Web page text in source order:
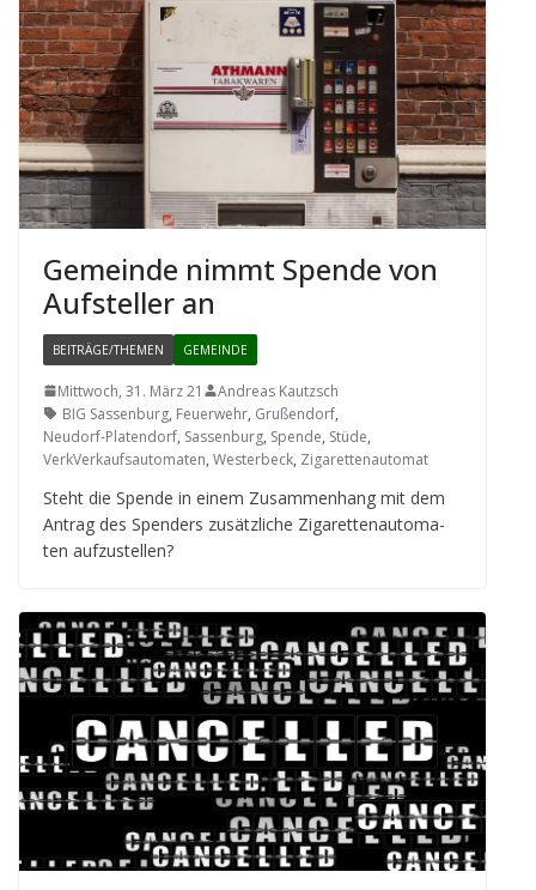
Gemeinde nimmt Spende von
Auf­stel­ler an
BEITRÄGE/THEMEN GEMEINDE
Mittwoch, 31. März 21
Andreas Kautzsch
BIG Sassenburg, Feuerwehr, Grußendorf,
Neudorf-Platendorf, Sassenburg, Spende, Stüde,
VerkVerkaufsautomaten, Westerbeck, Zigarettenautomat
Steht die Spende in einem Zusam­men­hang mit dem
Antrag des Spen­ders zusätz­li­che Ziga­ret­ten­au­to­ma­
ten aufzustellen?